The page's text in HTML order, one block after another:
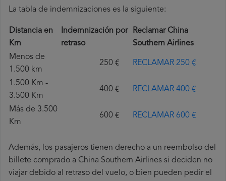
La tabla de indemnizaciones es la siguiente:
Distancia en
Km
Indemnización por
retraso
Reclamar China
Southern Airlines
Menos de
1.500 km
250 € RECLAMAR 250 €
1.500 Km -
3.500 Km
400 € RECLAMAR 400 €
Más de 3.500
Km
600 € RECLAMAR 600 €
Además, los pasajeros tienen derecho a un reembolso del
billete comprado a China Southern Airlines si deciden no
viajar debido al retraso del vuelo, o bien pueden pedir el